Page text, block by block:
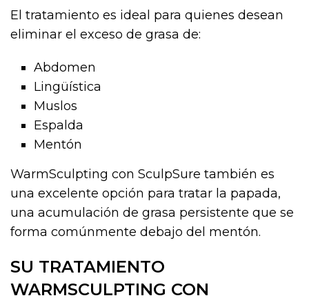
El tratamiento es ideal para quienes desean
eliminar el exceso de grasa de:
Abdomen
Lingüística
Muslos
Espalda
Mentón
WarmSculpting con SculpSure también es
una excelente opción para tratar la papada,
una acumulación de grasa persistente que se
forma comúnmente debajo del mentón.
SU TRATAMIENTO
WARMSCULPTING CON